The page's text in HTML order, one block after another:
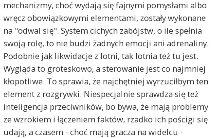
mechanizmy, choć wydają się fajnymi pomysłami albo
wręcz obowiązkowymi elementami, zostały wykonane
na "odwal się". System cichych zabójstw, o ile spełnia
swoją rolę, to nie budzi żadnych emocji ani adrenaliny.
Podobnie jak likwidacje z lotni, tak lotnia też tu jest.
Wygląda to groteskowo, a sterowanie jest co najmniej
kłopotliwe. To sprawia, że najchętniej wyrzuciłbym ten
element z rozgrywki. Niespecjalnie sprawdza się też
inteligencja przeciwników, bo bywa, że mają problemy
ze wzrokiem i łączeniem faktów, rzadko ich pościgi się
udają, a czasem - choć mają gracza na widelcu -